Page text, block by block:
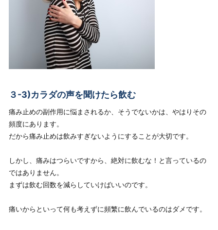
３-3)カラダの声を聞けたら飲む
痛み止めの副作用に悩まされるか、そうでないかは、やはりその
頻度にあります。
だから痛み止めは飲みすぎないようにすることが大切です。
しかし、痛みはつらいですから、絶対に飲むな！と言っているの
ではありません。
まずは飲む回数を減らしていけばいいのです。
痛いからといって何も考えずに頻繁に飲んでいるのはダメです。